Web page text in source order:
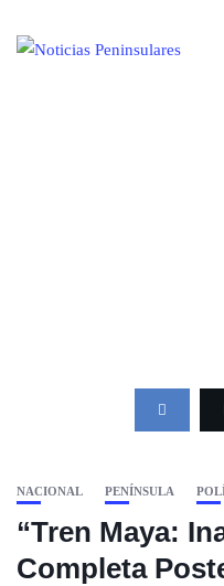
NACIONAL PENÍNSULA
“Tren Maya:
Completa